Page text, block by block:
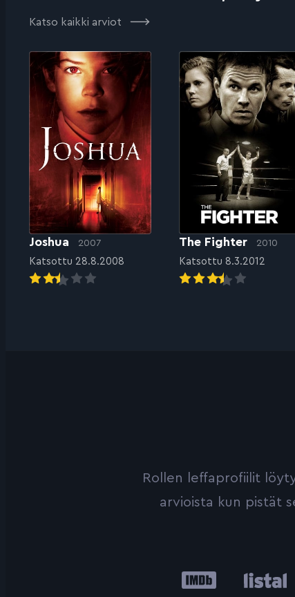
Katso kaikki arviot
Joshua 2007
Katsottu 28.8.2008
The Fighter 2010
Katsottu 8.3.2012
Rollen leffaprofiilit
arvioista kun pistät
IMDb